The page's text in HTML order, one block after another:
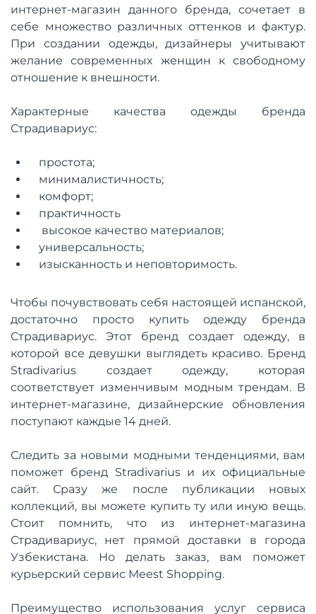
интернет-магазин данного бренда, сочетает в
себе множество различных оттенков и фактур.
При создании одежды, дизайнеры учитывают
желание современных женщин к свободному
отношение к внешности.
Характерные качества одежды бренда
Страдивариус:
простота;
минималистичность;
комфорт;
практичность
высокое качество материалов;
универсальность;
изысканность и неповторимость.
Чтобы почувствовать себя настоящей испанской,
достаточно просто купить одежду бренда
Страдивариус. Этот бренд создает одежду, в
которой все девушки выглядеть красиво. Бренд
Stradivarius создает одежду, которая
соответствует изменчивым модным трендам. В
интернет-магазине, дизайнерские обновления
поступают каждые 14 дней.
Следить за новыми модными тенденциями, вам
поможет бренд Stradivarius и их официальные
сайт. Сразу же после публикации новых
коллекций, вы можете купить ту или иную вещь.
Стоит помнить, что из интернет-магазина
Страдивариус, нет прямой доставки в города
Узбекистана. Но делать заказ, вам поможет
курьерский сервис Meest Shopping.
Преимущество использования услуг сервиса